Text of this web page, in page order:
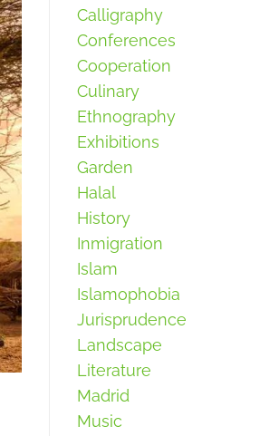
Calligraphy
Conferences
Cooperation
Culinary
Ethnography
Exhibitions
Garden
Halal
History
Inmigration
Islam
Islamophobia
Jurisprudence
Landscape
Literature
Madrid
Music